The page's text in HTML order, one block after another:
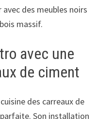
des meubles noirs
massif.
avec une
de ciment
des carreaux de
Son installation